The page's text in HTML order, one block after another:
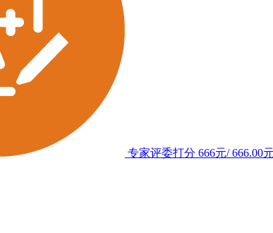
专家评委打分 666元/ 666.00